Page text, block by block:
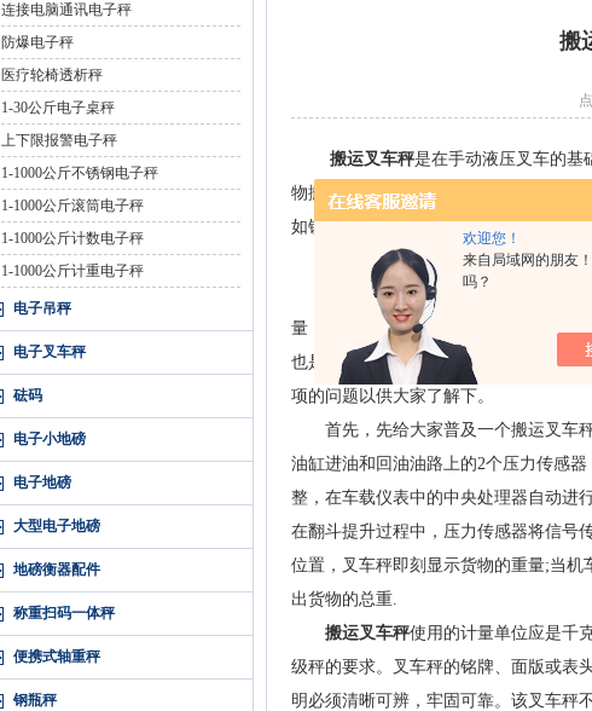
欢迎您！
来自局域网的朋友
吗？
连接电脑通讯电子秤
防爆电子秤
医疗轮椅透析秤
1-30公斤电子桌秤
上下限报警电子秤
1-1000公斤不锈钢电子秤
1-1000公斤滚筒电子秤
1-1000公斤计数电子秤
1-1000公斤计重电子秤
电子吊秤
电子叉车秤
砝码
电子小地磅
电子地磅
大型电子地磅
地磅衡器配件
称重扫码一体秤
便携式轴重秤
钢瓶秤
搬
搬运叉车秤是在手动液压叉车的基
物搬运的同步解决，提高作业效率。结
如铁路、公路货物的盘点称量;工矿企业
搬运叉车秤 的称重原理及构造 地牛
在我们的仓库和库房进行小距离灵活
量，但是如果要使用搬运叉车秤来对货
也是*的，那为了方便大家了解，今天
项的问题以供大家了解下。
首先，先给大家普及一个搬运叉车秤
油缸进油和回油油路上的2个压力传感
整，在车载仪表中的中央处理器自动进
在翻斗提升过程中，压力传感器将信号
位置，叉车秤即刻显示货物的重量;当
出货物的总重.
搬运叉车秤使用的计量单位应是千
级秤的要求。叉车秤的铭牌、面版或表
明必须清晰可辨，牢固可靠。该叉车秤